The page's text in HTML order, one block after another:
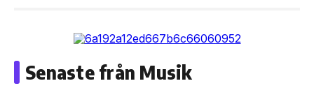
Senaste från Musik